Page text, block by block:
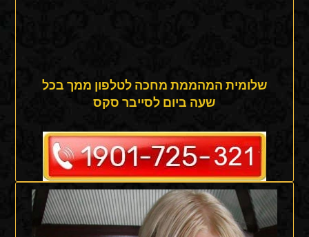
שלומית המהממת מחכה לטלפון ממך בכל
שעה ביום לסייבר סקס